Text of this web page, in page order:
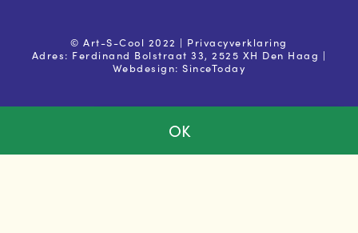
Powered by
privacy voorwaarden
OK
© Art-S-Cool 2022 | Privacyverklaring
Adres: Ferdinand Bolstraat 33, 2525 XH Den Haag |
Webdesign:SinceToday